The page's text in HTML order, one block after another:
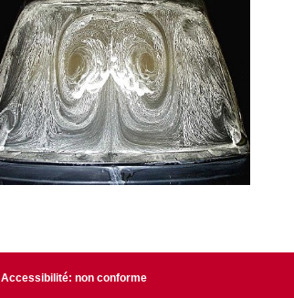
Accessibilité: non conforme